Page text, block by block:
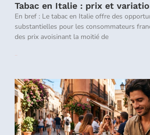
Tabac en Italie : prix et
En bref : Le tabac en Italie offre des
substantielles pour les consommateurs
des prix avoisinant la moitié de